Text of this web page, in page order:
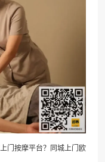
上门按摩平台？同城上门欧